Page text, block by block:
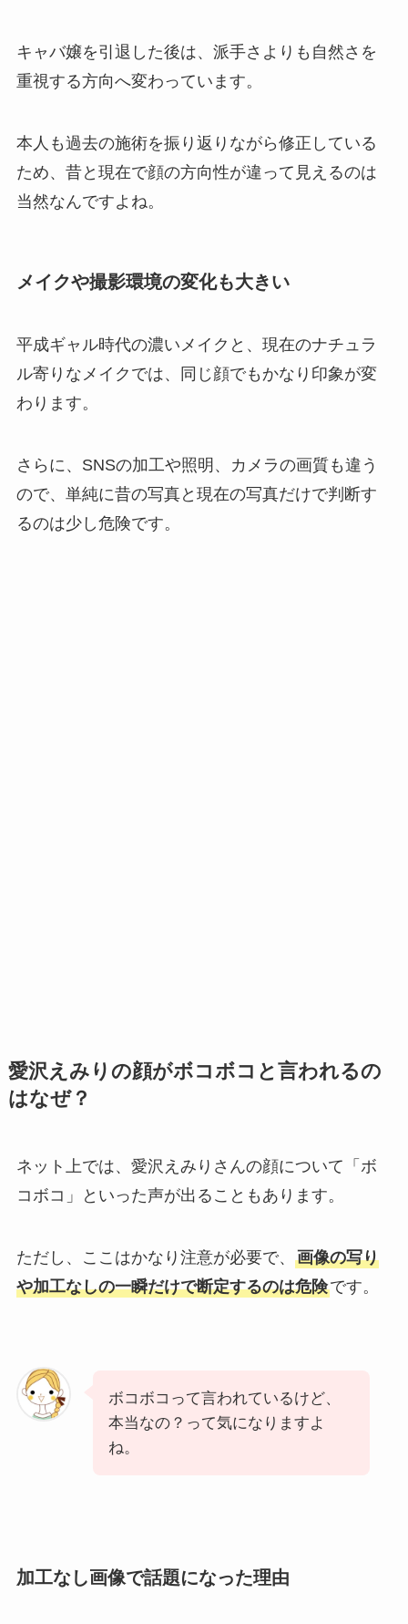
キャバ嬢を引退した後は、派手さよりも自然さを
重視する方向へ変わっています。
本人も過去の施術を振り返りながら修正している
ため、昔と現在で顔の方向性が違って見えるのは
当然なんですよね。
メイクや撮影環境の変化も大きい
平成ギャル時代の濃いメイクと、現在のナチュラ
ル寄りなメイクでは、同じ顔でもかなり印象が変
わります。
さらに、SNSの加工や照明、カメラの画質も違う
ので、単純に昔の写真と現在の写真だけで判断す
るのは少し危険です。
愛沢えみりの顔がボコボコと言われるの
はなぜ？
ネット上では、愛沢えみりさんの顔について「ボ
コボコ」といった声が出ることもあります。
ただし、ここはかなり注意が必要で、 画像の写り
や加工なしの一瞬だけで断定するのは危険です。
ボコボコって言われているけど、
本当なの？って気になりますよ
ね。
加工なし画像で話題になった理由